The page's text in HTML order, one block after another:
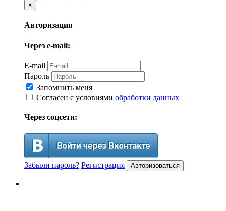
×
Авторизация
Через e-mail:
E-mail
Пароль
Запомнить меня
Согласен с условиями обработки данных
Через соцсети:
Забыли пароль? Регистрация Авторизоваться